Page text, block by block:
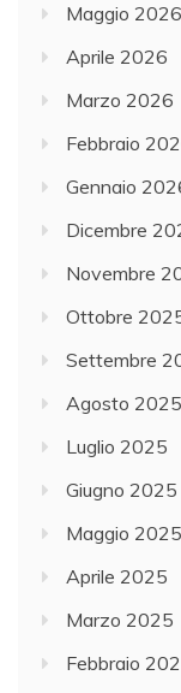
Maggio 2026
Aprile 2026
Marzo 2026
Febbraio
Gennaio
Dicembre
Novembre
Ottobre
Settembre
Agosto 2025
Luglio 2025
Giugno 2025
Maggio 2025
Aprile 2025
Marzo 2025
Febbraio